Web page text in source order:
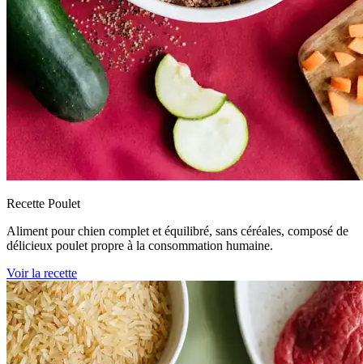
Recette Poulet
Aliment pour chien complet et équilibré, sans céréales, composé de
délicieux poulet propre à la consommation humaine.
Voir la recette